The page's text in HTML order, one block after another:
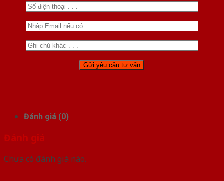
Đánh giá (0)
Đánh giá
Chưa có đánh giá nào.